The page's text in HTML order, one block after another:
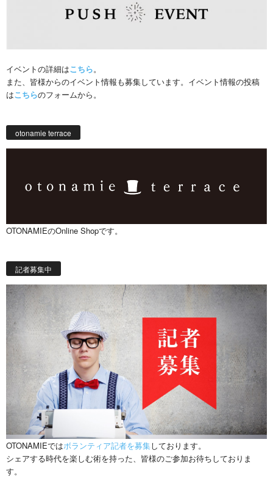
イベントの詳細はこちら。
また、皆様からのイベント情報も募集しています。イベント情報の投稿
はこちらのフォームから。
otonamie terrace
OTONAMIEのOnline Shopです。
記者募集中
OTONAMIEではボランティア記者を募集しております。
シェアする時代を楽しむ術を持った、皆様のご参加お待ちしておりま
す。